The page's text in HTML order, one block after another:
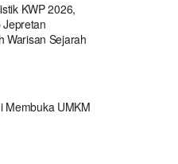
KWP 2026,
Jepretan
Warisan Sejarah
Membuka UMKM